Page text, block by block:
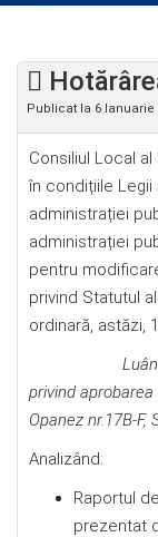
Publicat la 6 Ianuarie
Consiliul Local
în condițiile Legii
administrației
administrației
pentru
privind Statutul
ordinară, astăzi,
Luând în
privind
Opanez nr.17B-F,
Analizând:
Raportul
prezentat